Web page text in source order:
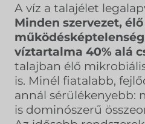
A víz a talajélet
Minden szervezet,
víztartalma 40% alá
talajban élő
is. Minél fiatalabb,
annál sérülékenyebb:
is dominószerű